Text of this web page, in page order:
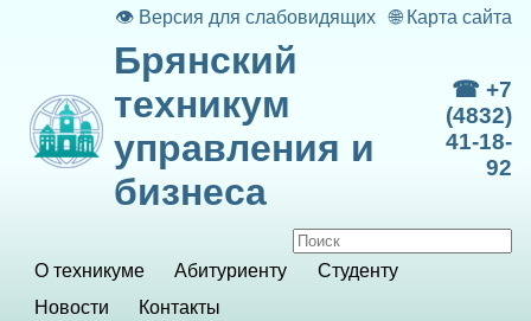
👁Версия для слабовидящих 🌐Карта сайта
Брянский
техникум
управления и
бизнеса
☎ +7
(4832)
41-18-
92
О техникуме Абитуриенту
Студенту
Новости
Контакты